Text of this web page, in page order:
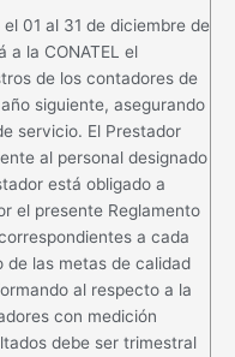
01 al 31 de diciembre de
a la CONATEL el
de los contadores de
siguiente, asegurando
servicio. El Prestador
al personal designado
está obligado a
el presente Reglamento
a cada
las metas de calidad
al respecto a la
con medición
debe ser trimestral